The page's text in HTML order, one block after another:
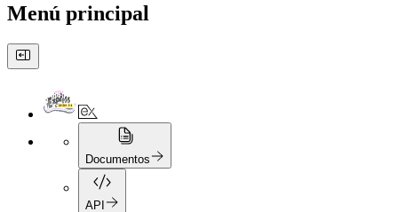
Menú principal
Documentos
API